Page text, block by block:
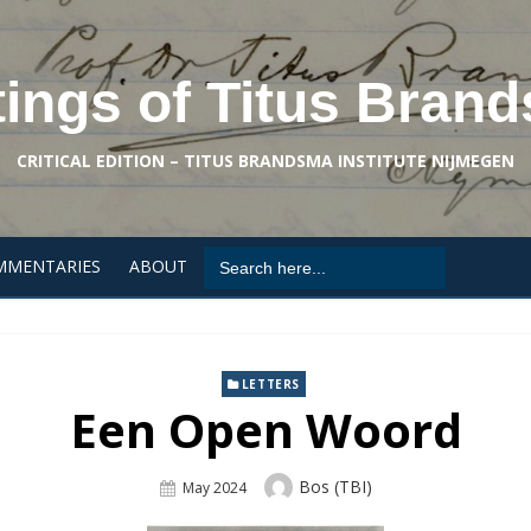
of Titus
CRITICAL EDITION – TITUS BRANDSMA INSTITUTE NIJMEGEN
ABOUT Search
for:
LETTERS
Een Open Woord
Posted
May 2024 Author
Bos (TBI)